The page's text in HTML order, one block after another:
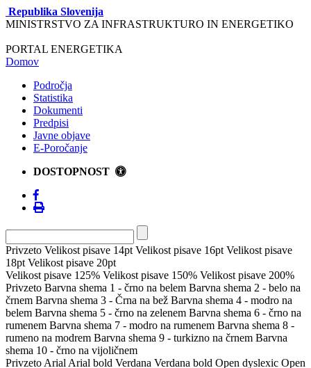
Republika Slovenija
MINISTRSTVO ZA INFRASTRUKTURO IN ENERGETIKO
PORTAL ENERGETIKA
Domov
Področja
Statistika
Dokumenti
Predpisi
Javne objave
E-Poročanje
DOSTOPNOST
Privzeto Velikost pisave 14pt Velikost pisave 16pt Velikost pisave
18pt Velikost pisave 20pt
Velikost pisave 125% Velikost pisave 150% Velikost pisave 200%
Privzeto Barvna shema 1 - črno na belem Barvna shema 2 - belo na
črnem Barvna shema 3 - Črna na bež Barvna shema 4 - modro na
belem Barvna shema 5 - črno na zelenem Barvna shema 6 - črno na
rumenem Barvna shema 7 - modro na rumenem Barvna shema 8 -
rumeno na modrem Barvna shema 9 - turkizno na črnem Barvna
shema 10 - črno na vijoličnem
Privzeto Arial Arial bold Verdana Verdana bold Open dyslexic Open